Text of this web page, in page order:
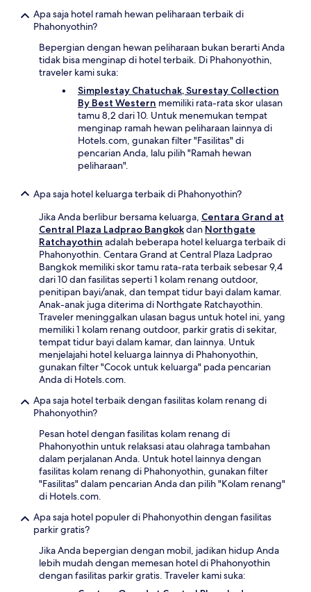
Apa saja hotel ramah hewan peliharaan terbaik di
Phahonyothin?
Bepergian dengan hewan peliharaan bukan berarti Anda
tidak bisa menginap di hotel terbaik. Di Phahonyothin,
traveler kami suka:
Simplestay Chatuchak, Surestay Collection
By Best Western memiliki rata-rata skor ulasan
tamu 8,2 dari 10. Untuk menemukan tempat
menginap ramah hewan peliharaan lainnya di
Hotels.com, gunakan filter "Fasilitas" di
pencarian Anda, lalu pilih "Ramah hewan
peliharaan".
Apa saja hotel keluarga terbaik di Phahonyothin?
Jika Anda berlibur bersama keluarga, Centara Grand at
Central Plaza Ladprao Bangkokdan Northgate
Ratchayothin adalah beberapa hotel keluarga terbaik di
Phahonyothin. Centara Grand at Central Plaza Ladprao
Bangkok memiliki skor tamu rata-rata terbaik sebesar 9,4
dari 10 dan fasilitas seperti 1 kolam renang outdoor,
penitipan bayi/anak, dan tempat tidur bayi dalam kamar.
Anak-anak juga diterima di Northgate Ratchayothin.
Traveler meninggalkan ulasan bagus untuk hotel ini, yang
memiliki 1 kolam renang outdoor, parkir gratis di sekitar,
tempat tidur bayi dalam kamar, dan lainnya. Untuk
menjelajahi hotel keluarga lainnya di Phahonyothin,
gunakan filter "Cocok untuk keluarga" pada pencarian
Anda di Hotels.com.
Apa saja hotel terbaik dengan fasilitas kolam renang di
Phahonyothin?
Pesan hotel dengan fasilitas kolam renang di
Phahonyothin untuk relaksasi atau olahraga tambahan
dalam perjalanan Anda. Untuk hotel lainnya dengan
fasilitas kolam renang di Phahonyothin, gunakan filter
"Fasilitas" dalam pencarian Anda dan pilih "Kolam renang"
di Hotels.com.
Apa saja hotel populer di Phahonyothin dengan fasilitas
parkir gratis?
Jika Anda bepergian dengan mobil, jadikan hidup Anda
lebih mudah dengan memesan hotel di Phahonyothin
dengan fasilitas parkir gratis. Traveler kami suka: